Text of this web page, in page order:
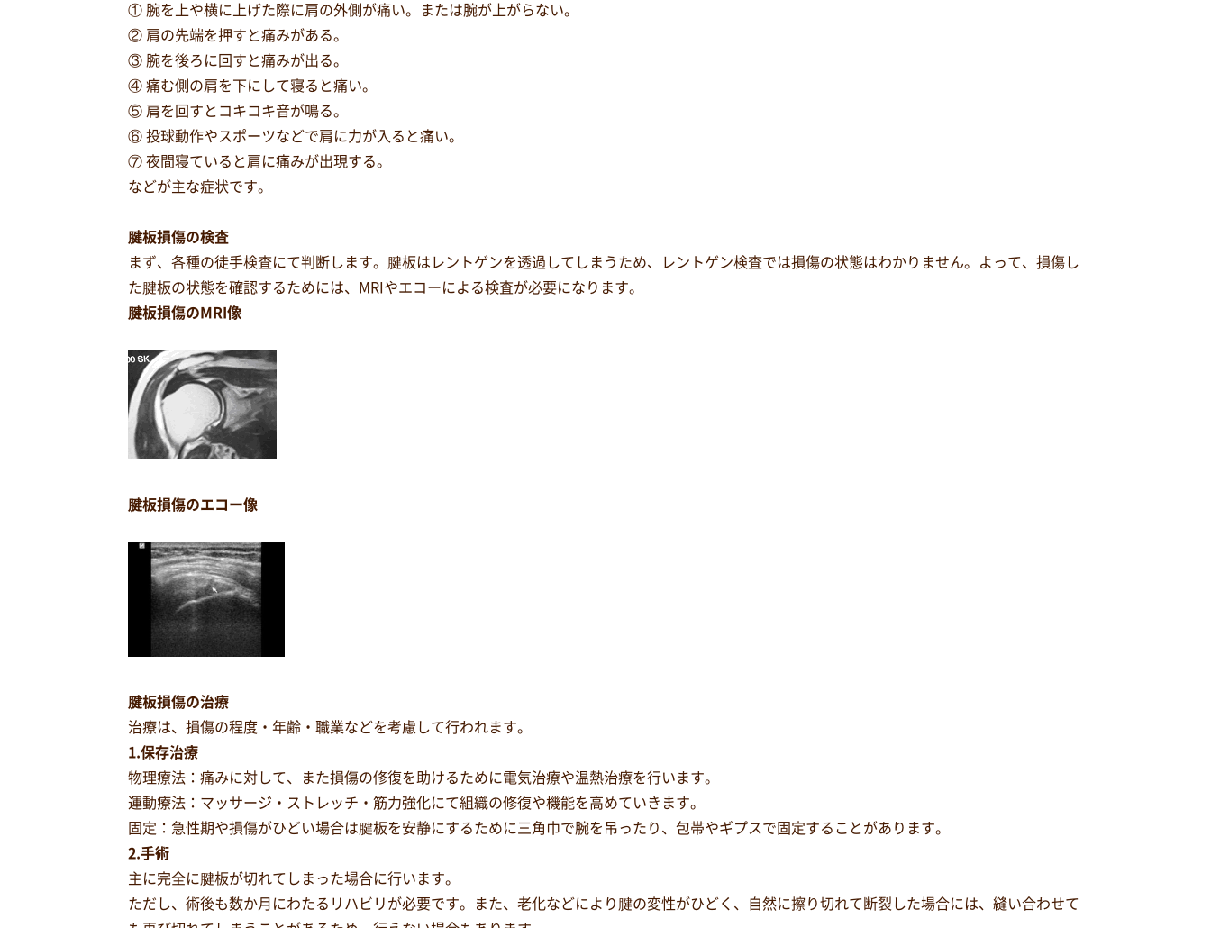
① 腕を上や横に上げた際に肩の外側が痛い。または腕が上がらない。
② 肩の先端を押すと痛みがある。
③ 腕を後ろに回すと痛みが出る。
④ 痛む側の肩を下にして寝ると痛い。
⑤ 肩を回すとコキコキ音が鳴る。
⑥ 投球動作やスポーツなどで肩に力が入ると痛い。
⑦ 夜間寝ていると肩に痛みが出現する。
などが主な症状です。
腱板損傷の検査
まず、各種の徒手検査にて判断します。腱板はレントゲンを透過してしまうため、レントゲン検査では損傷の状態はわかりません。よって、損傷し
た腱板の状態を確認するためには、MRIやエコーによる検査が必要になります。
腱板損傷のMRI像
腱板損傷のエコー像
腱板損傷の治療
治療は、損傷の程度・年齢・職業などを考慮して行われます。
1.保存治療
物理療法：痛みに対して、また損傷の修復を助けるために電気治療や温熱治療を行います。
運動療法：マッサージ・ストレッチ・筋力強化にて組織の修復や機能を高めていきます。
固定：急性期や損傷がひどい場合は腱板を安静にするために三角巾で腕を吊ったり、包帯やギプスで固定することがあります。
2.手術
主に完全に腱板が切れてしまった場合に行います。
ただし、術後も数か月にわたるリハビリが必要です。また、老化などにより腱の変性がひどく、自然に擦り切れて断裂した場合には、縫い合わせて